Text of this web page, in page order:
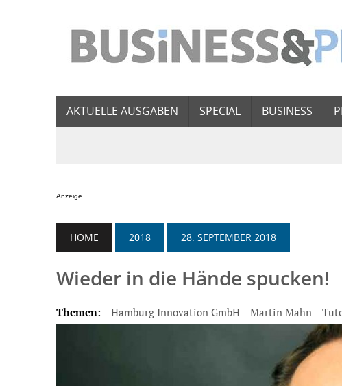
AKTUELLE AUSGABEN SPECIAL BUSINESS
Anzeige
HOME 2018 28. SEPTEMBER 2018
Wieder in die Hände spucken!
Themen: Hamburg Innovation GmbH Martin Mahn